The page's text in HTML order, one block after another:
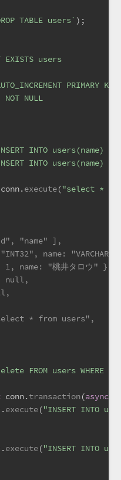
TABLE users` );
EXISTS users
PRIMARY
NOT NULL
INTO users(name)
INTO users(name)
conn.execute("select *
"name" ],
name: "VARCHAR"
"桃井タロウ" }, {
null,
* from users",
FROM users WHERE
conn.transaction(async
execute("INSERT INTO
execute("INSERT INTO